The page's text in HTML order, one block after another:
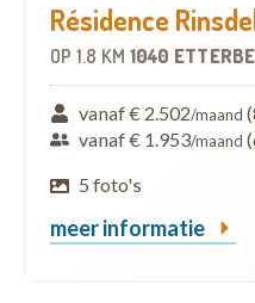
Résidence
OP 1.8 KM 1040
vanaf € 2.502/maand
vanaf € 1.953/maand
5 foto's
meer informatie